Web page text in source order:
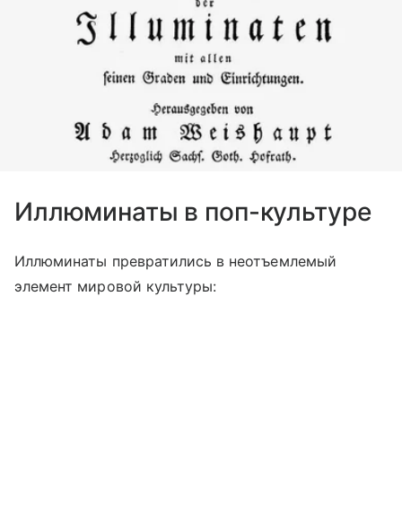
Иллюминаты в поп-культуре
Иллюминаты превратились в неотъемлемый
элемент мировой культуры: